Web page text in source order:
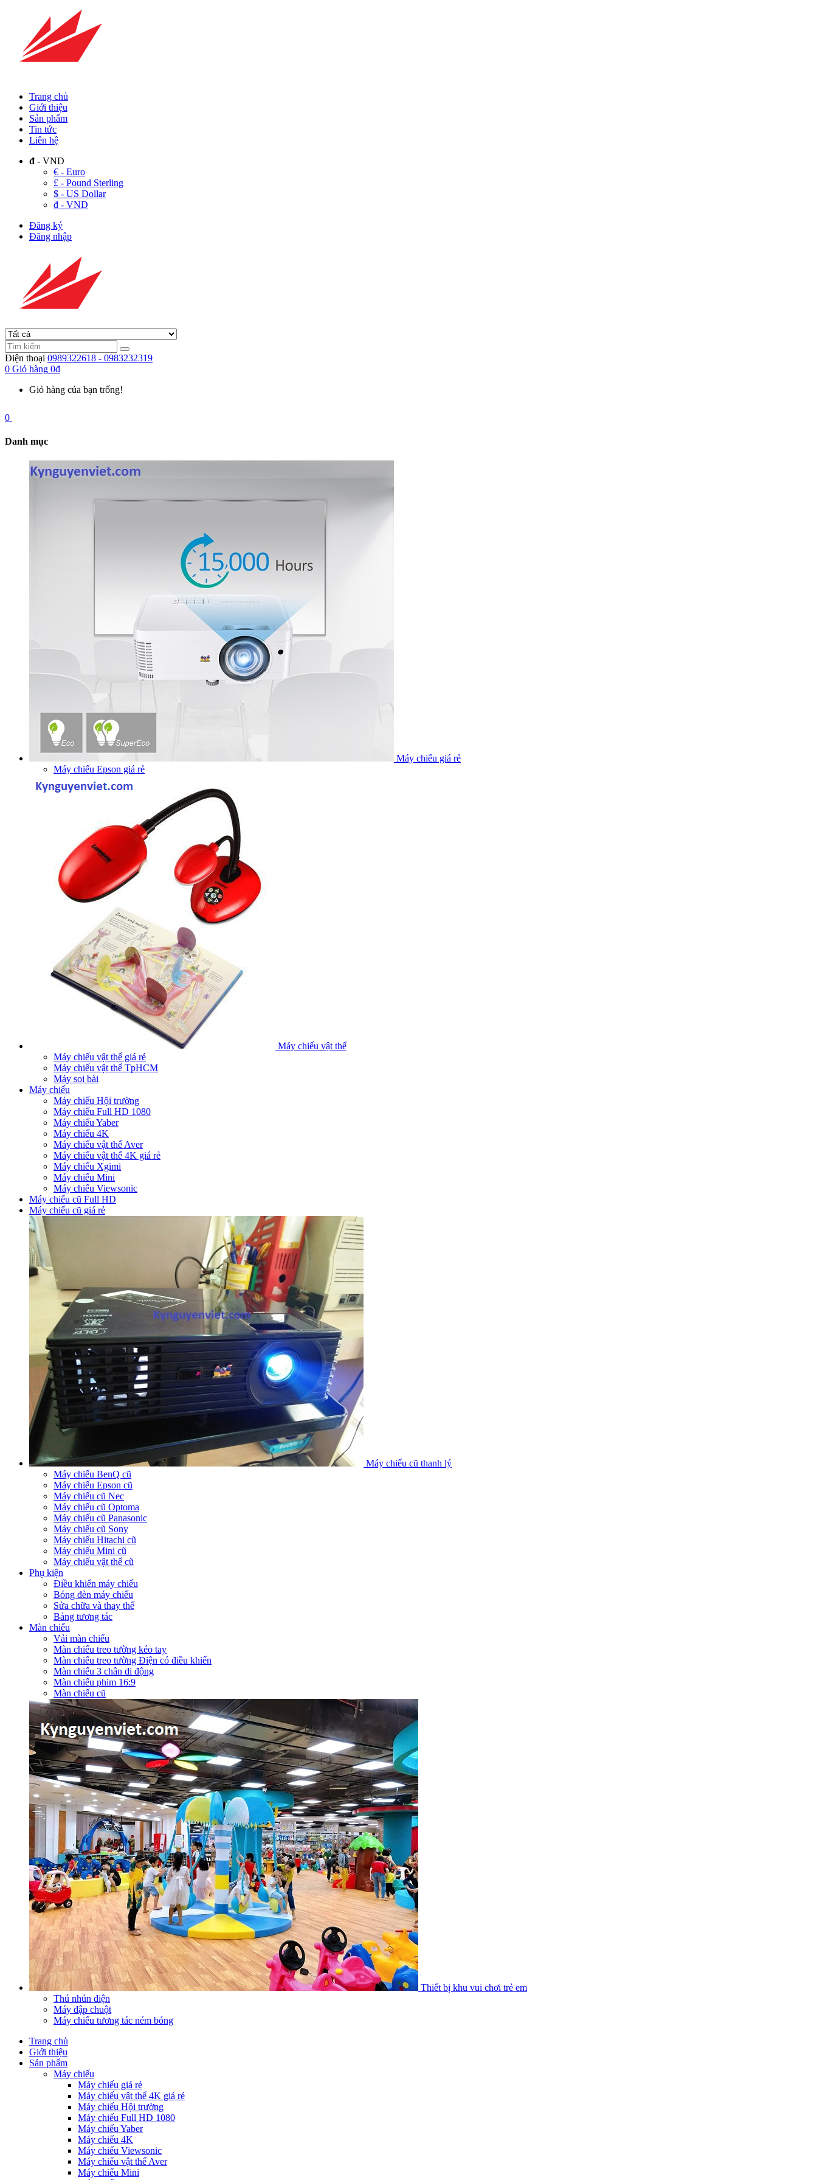
Trang chủ
Giới thiệu
Sản phẩm
Tin tức
Liên hệ
đ - VND
€ - Euro
£ - Pound Sterling
$ - US Dollar
đ - VND
Đăng ký
Đăng nhập
Điện thoại 0989322618 - 0983232319
0 Giỏ hàng 0đ
Giỏ hàng của bạn trống!
0
Danh mục
Máy chiếu giá rẻ
Máy chiếu Epson giá rẻ
Máy chiếu vật thể
Máy chiếu vật thể giá rẻ
Máy chiếu vật thể TpHCM
Máy soi bài
Máy chiếu
Máy chiếu Hội trường
Máy chiếu Full HD 1080
Máy chiếu Yaber
Máy chiếu 4K
Máy chiếu vật thể Aver
Máy chiếu vật thể 4K giá rẻ
Máy chiếu Xgimi
Máy chiếu Mini
Máy chiếu Viewsonic
Máy chiếu cũ Full HD
Máy chiếu cũ giá rẻ
Máy chiếu cũ thanh lý
Máy chiếu BenQ cũ
Máy chiếu Epson cũ
Máy chiếu cũ Nec
Máy chiếu cũ Optoma
Máy chiếu cũ Panasonic
Máy chiếu cũ Sony
Máy chiếu Hitachi cũ
Máy chiếu Mini cũ
Máy chiếu vật thể cũ
Phụ kiện
Điều khiển máy chiếu
Bóng đèn máy chiếu
Sửa chữa và thay thế
Bảng tương tác
Màn chiếu
Vải màn chiếu
Màn chiếu treo tường kéo tay
Màn chiếu treo tường Điện có điều khiển
Màn chiếu 3 chân di động
Màn chiếu phim 16:9
Màn chiếu cũ
Thiết bị khu vui chơi trẻ em
Thú nhún điện
Máy đập chuột
Máy chiếu tương tác ném bóng
Trang chủ
Giới thiệu
Sản phẩm
Máy chiếu
Máy chiếu giá rẻ
Máy chiếu vật thể 4K giá rẻ
Máy chiếu Hội trường
Máy chiếu Full HD 1080
Máy chiếu Yaber
Máy chiếu 4K
Máy chiếu Viewsonic
Máy chiếu vật thể Aver
Máy chiếu Mini